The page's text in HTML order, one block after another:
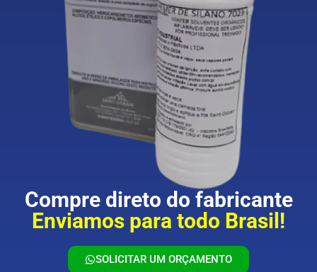
Compre direto do fabricante
Enviamos para todo Brasil!
SOLICITAR UM ORÇAMENTO